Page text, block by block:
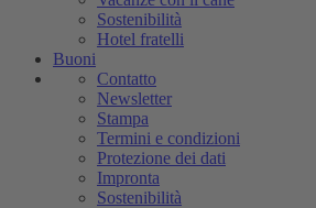
Sostenibilità
Hotel fratelli
Buoni
Contatto
Newsletter
Stampa
Termini e condizioni
Protezione dei dati
Impronta
Sostenibilità